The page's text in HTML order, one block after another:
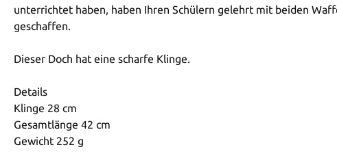
unterrichtet haben, haben Ihren Schülern gelehrt mit beiden
geschaffen.
Dieser Doch hat eine scharfe Klinge.
Details
Klinge 28 cm
Gesamtlänge 42 cm
Gewicht 252 g